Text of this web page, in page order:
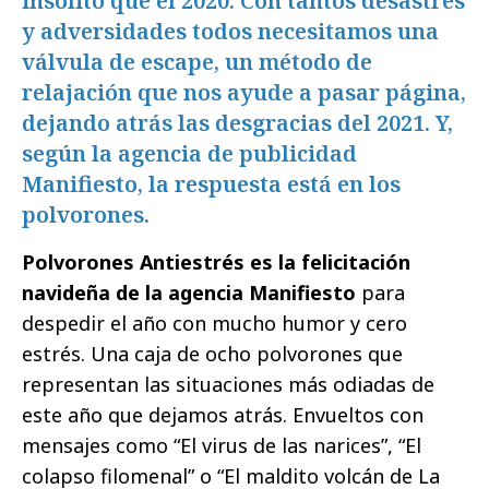
y adversidades todos necesitamos una
válvula de escape, un método de
relajación que nos ayude a pasar página,
dejando atrás las desgracias del 2021. Y,
según la agencia de publicidad
Manifiesto, la respuesta está en los
polvorones.
Polvorones Antiestrés es la felicitación
navideña de la agencia Manifiesto para
despedir el año con mucho humor y cero
estrés. Una caja de ocho polvorones que
representan las situaciones más odiadas de
este año que dejamos atrás. Envueltos con
mensajes como “El virus de las narices”, “El
colapso filomenal” o “El maldito volcán de La